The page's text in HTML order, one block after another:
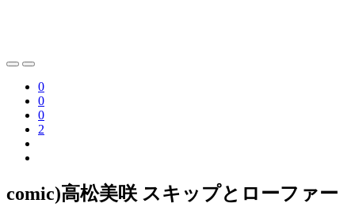
0
0
0
2
comic)高松美咲 スキップとローファー